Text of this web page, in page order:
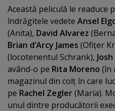
Această peliculă le readuce
îndrăgitele vedete Ansel
(Anita), David Alvarez
Brian d’Arcy James (Ofiţer
(locotenentul Schrank),
având-o pe Rita Moreno (în
magazinul din colţ în care
pe Rachel Zegler(María).
unul dintre producătorii